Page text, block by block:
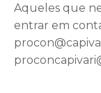
Aqueles que
entrar em